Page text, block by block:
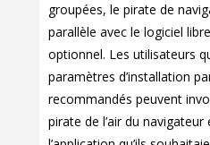
groupées, le pirate de
parallèle avec le logiciel
optionnel. Les utilisateurs
paramètres d’installation
recommandés peuvent
pirate de l’air du